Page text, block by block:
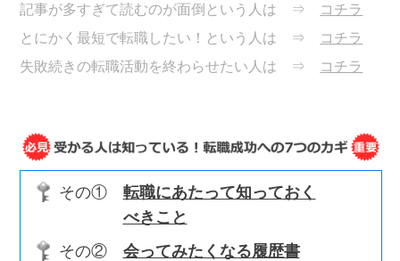
記事が多すぎて読むのが面倒という人は ⇒
コチラ
とにかく最短で転職したい！という人は ⇒
コチラ
失敗続きの転職活動を終わらせたい人は ⇒
コチラ
その① 転職にあたって知っておく
べきこと
その② 会ってみたくなる履歴書